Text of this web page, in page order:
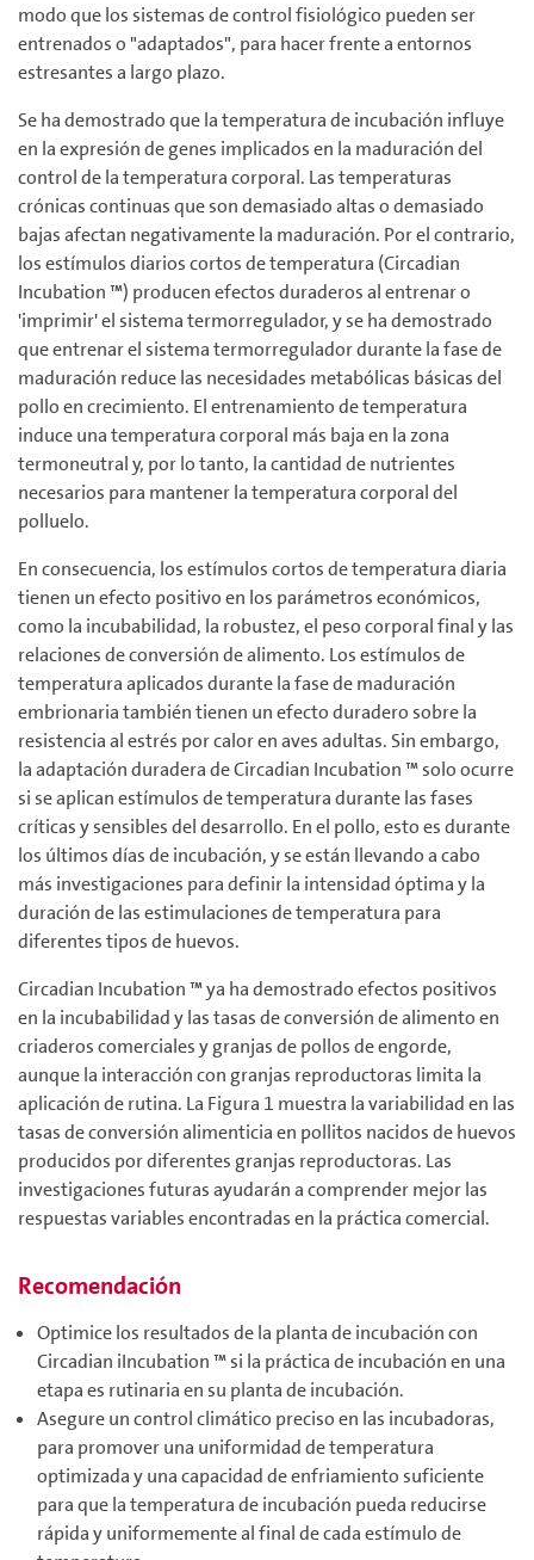
modo que los sistemas de control fisiológico pueden ser
entrenados o "adaptados", para hacer frente a entornos
estresantes a largo plazo.
Se ha demostrado que la temperatura de incubación influye
en la expresión de genes implicados en la maduración del
control de la temperatura corporal. Las temperaturas
crónicas continuas que son demasiado altas o demasiado
bajas afectan negativamente la maduración. Por el contrario,
los estímulos diarios cortos de temperatura (Circadian
Incubation ™) producen efectos duraderos al entrenar o
'imprimir' el sistema termorregulador, y se ha demostrado
que entrenar el sistema termorregulador durante la fase de
maduración reduce las necesidades metabólicas básicas del
pollo en crecimiento. El entrenamiento de temperatura
induce una temperatura corporal más baja en la zona
termoneutral y, por lo tanto, la cantidad de nutrientes
necesarios para mantener la temperatura corporal del
polluelo.
En consecuencia, los estímulos cortos de temperatura diaria
tienen un efecto positivo en los parámetros económicos,
como la incubabilidad, la robustez, el peso corporal final y las
relaciones de conversión de alimento. Los estímulos de
temperatura aplicados durante la fase de maduración
embrionaria también tienen un efecto duradero sobre la
resistencia al estrés por calor en aves adultas. Sin embargo,
la adaptación duradera de Circadian Incubation ™ solo ocurre
si se aplican estímulos de temperatura durante las fases
críticas y sensibles del desarrollo. En el pollo, esto es durante
los últimos días de incubación, y se están llevando a cabo
más investigaciones para definir la intensidad óptima y la
duración de las estimulaciones de temperatura para
diferentes tipos de huevos.
Circadian Incubation ™ ya ha demostrado efectos positivos
en la incubabilidad y las tasas de conversión de alimento en
criaderos comerciales y granjas de pollos de engorde,
aunque la interacción con granjas reproductoras limita la
aplicación de rutina. La Figura 1 muestra la variabilidad en las
tasas de conversión alimenticia en pollitos nacidos de huevos
producidos por diferentes granjas reproductoras. Las
investigaciones futuras ayudarán a comprender mejor las
respuestas variables encontradas en la práctica comercial.
Recomendación
Optimice los resultados de la planta de incubación con
Circadian iIncubation ™ si la práctica de incubación en una
etapa es rutinaria en su planta de incubación.
Asegure un control climático preciso en las incubadoras,
para promover una uniformidad de temperatura
optimizada y una capacidad de enfriamiento suficiente
para que la temperatura de incubación pueda reducirse
rápida y uniformemente al final de cada estímulo de